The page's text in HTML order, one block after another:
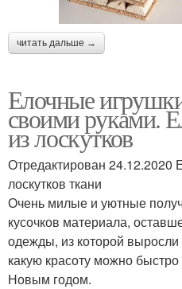
читать дальше →
Елочные
своими руками.
из лоскутков
Отредактирован 24.12.2020
лоскутков ткани
Очень милые и уютные
кусочков материала,
одежды, из которой
какую красоту можно
Новым годом.